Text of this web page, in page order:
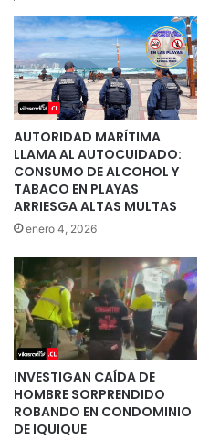
AUTORIDAD MARÍTIMA
LLAMA AL AUTOCUIDADO:
CONSUMO DE ALCOHOL Y
TABACO EN PLAYAS
ARRIESGA ALTAS MULTAS
enero 4, 2026
INVESTIGAN CAÍDA DE
HOMBRE SORPRENDIDO
ROBANDO EN CONDOMINIO
DE IQUIQUE